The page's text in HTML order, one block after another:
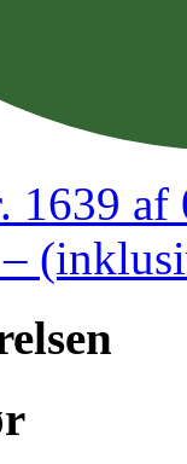
1639